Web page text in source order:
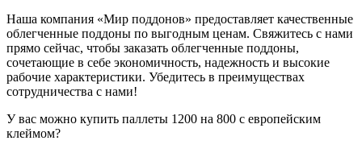
Наша компания «Мир поддонов» предоставляет качественные
облегченные поддоны по выгодным ценам. Свяжитесь с нами
прямо сейчас, чтобы заказать облегченные поддоны,
сочетающие в себе экономичность, надежность и высокие
рабочие характеристики. Убедитесь в преимуществах
сотрудничества с нами!
У вас можно купить паллеты 1200 на 800 с европейским
клеймом?